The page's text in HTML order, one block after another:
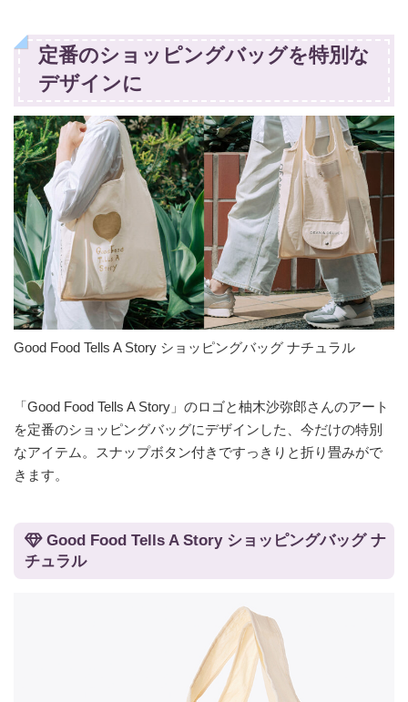
定番のショッピングバッグを特別な
デザインに
Good Food Tells A Story ショッピングバッグ ナチュラル
「Good Food Tells A Story」のロゴと柚木沙弥郎さんのアート
を定番のショッピングバッグにデザインした、今だけの特別
なアイテム。スナップボタン付きですっきりと折り畳みがで
きます。
Good Food Tells A Story ショッピングバッグ ナ
チュラル